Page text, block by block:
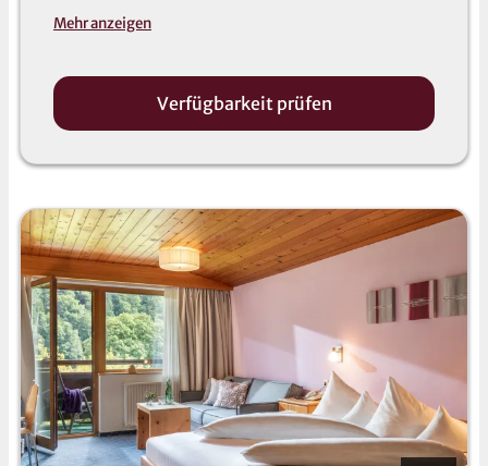
Mehr anzeigen
Verfügbarkeit prüfen